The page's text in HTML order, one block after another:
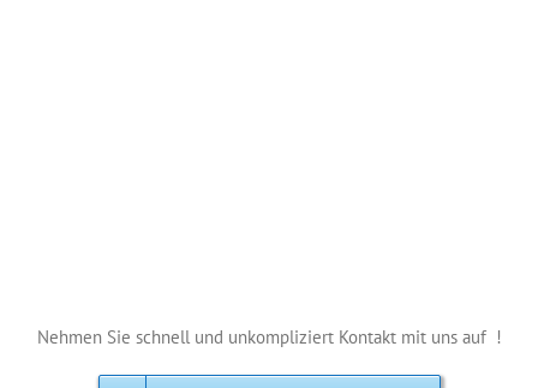
Nehmen Sie schnell und unkompliziert Kontakt mit uns auf !